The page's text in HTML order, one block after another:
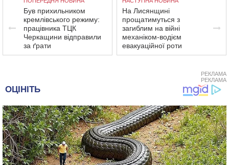
Був прихильником
кремлівського режиму:
працівника ТЦК
Черкащини відправили
за ґрати
На Лисянщині
прощатимуться з
загиблим на війні
механіком-водієм
евакуаційної роти
РЕКЛАМА
РЕКЛАМА